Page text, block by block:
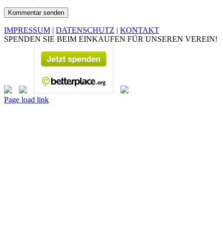
IMPRESSUM | DATENSCHUTZ | KONTAKT
SPENDEN SIE BEIM EINKAUFEN FÜR UNSEREN VEREIN!
Page load link